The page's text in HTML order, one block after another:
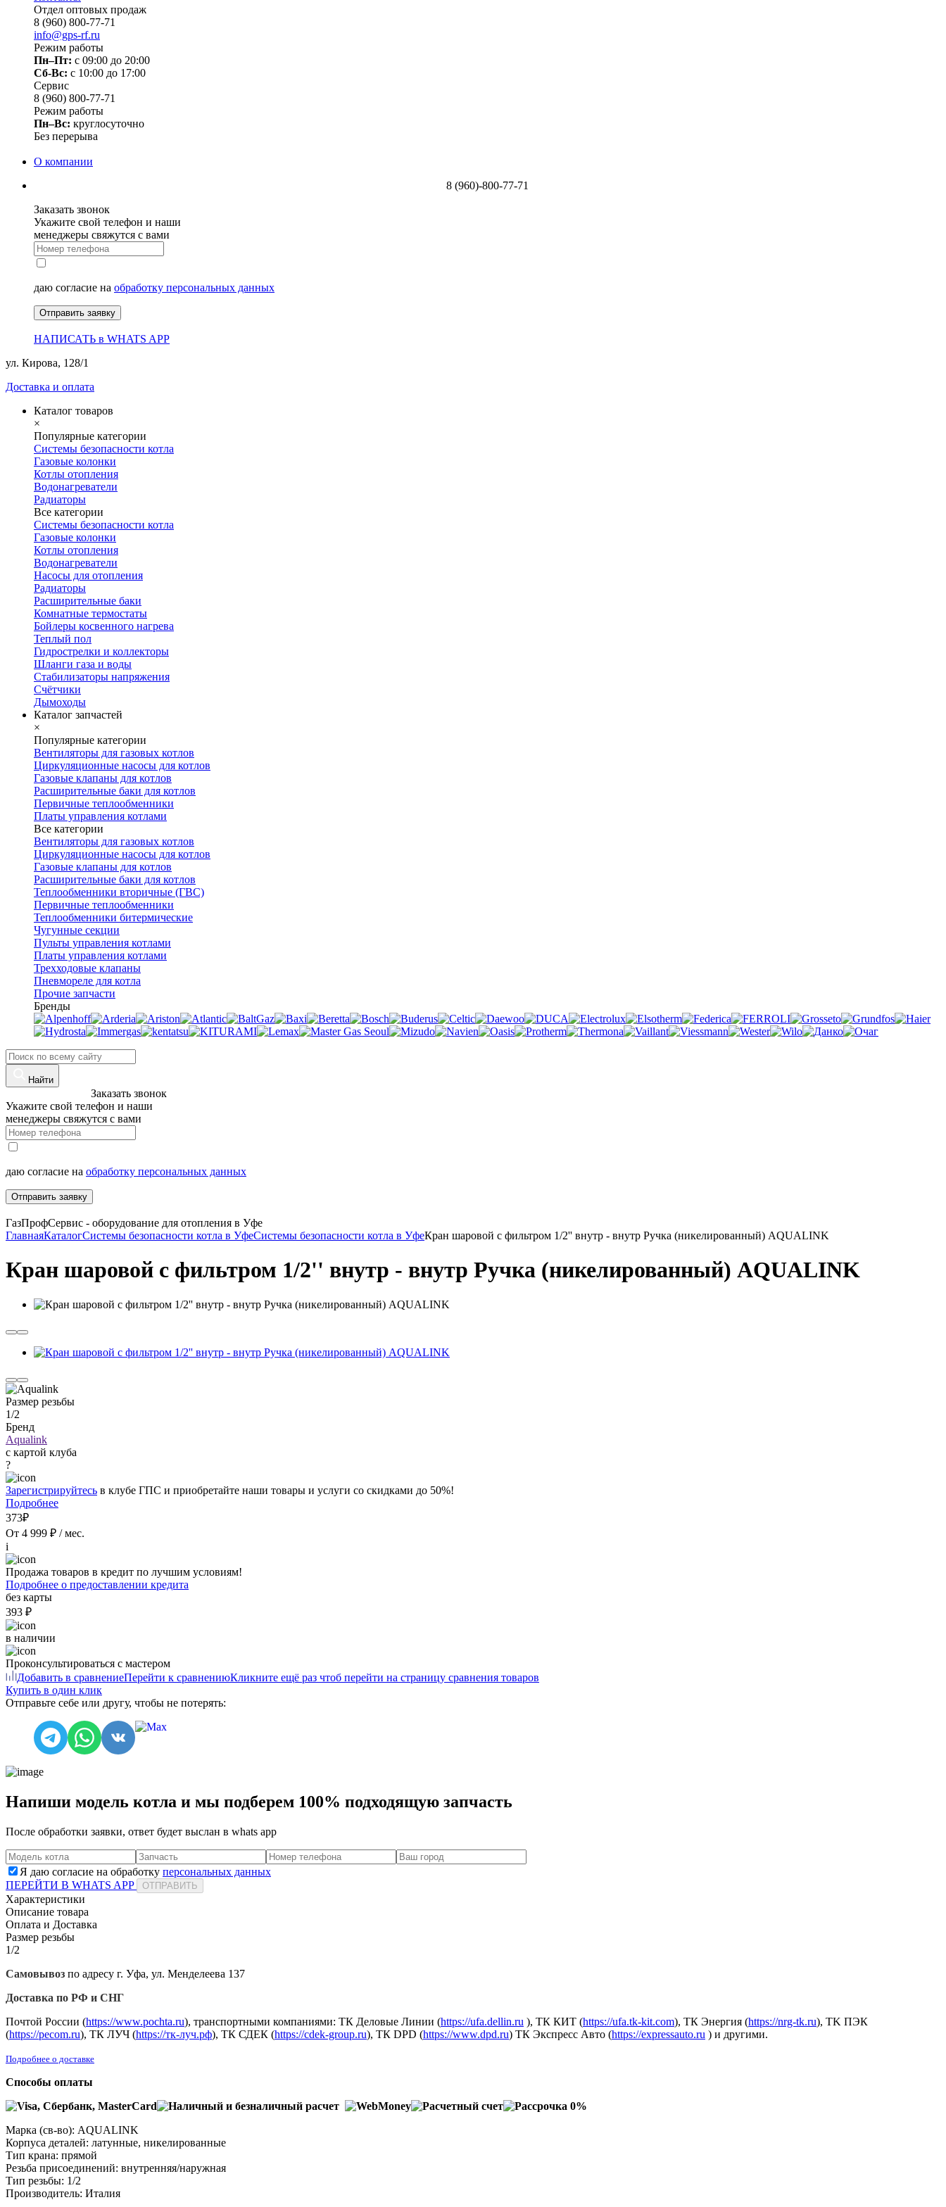
Отдел оптовых продаж
8 (960) 800-77-71
info@gps-rf.ru
Режим работы
Пн–Пт: с 09:00 до 20:00
Сб-Вс: c 10:00 до 17:00
Сервис
8 (960) 800-77-71
Режим работы
Пн–Вс: круглосуточно
Без перерыва
О компании
8 (960)-800-77-71
Заказать звонок
Укажите свой телефон и наши
менеджеры свяжутся с вами
даю согласие на обработку персональных данных
Отправить заявку
НАПИСАТЬ в WHATS APP
ул. Кирова, 128/1
Доставка и оплата
Каталог товаров
×
Популярные категории
Системы безопасности котла
Газовые колонки
Котлы отопления
Водонагреватели
Радиаторы
Все категории
Системы безопасности котла
Газовые колонки
Котлы отопления
Водонагреватели
Насосы для отопления
Радиаторы
Расширительные баки
Комнатные термостаты
Бойлеры косвенного нагрева
Теплый пол
Гидрострелки и коллекторы
Шланги газа и воды
Стабилизаторы напряжения
Счётчики
Дымоходы
Каталог запчастей
×
Популярные категории
Вентиляторы для газовых котлов
Циркуляционные насосы для котлов
Газовые клапаны для котлов
Расширительные баки для котлов
Первичные теплообменники
Платы управления котлами
Все категории
Вентиляторы для газовых котлов
Циркуляционные насосы для котлов
Газовые клапаны для котлов
Расширительные баки для котлов
Теплообменники вторичные (ГВС)
Первичные теплообменники
Теплообменники битермические
Чугунные секции
Пульты управления котлами
Платы управления котлами
Трехходовые клапаны
Пневмореле для котла
Прочие запчасти
Бренды
Найти
Заказать звонок
Укажите свой телефон и наши
менеджеры свяжутся с вами
даю согласие на обработку персональных данных
Отправить заявку
ГазПрофСервис - оборудование для отопления в Уфе
ГлавнаяКаталогСистемы безопасности котла в УфеСистемы безопасности котла в УфеКран шаровой с фильтром 1/2'' внутр - внутр Ручка (никелированный) AQUALINK
Кран шаровой с фильтром 1/2'' внутр - внутр Ручка (никелированный) AQUALINK
Размер резьбы
1/2
Бренд
Aqualink
с картой клуба
?
Зарегистрируйтесь в клубе ГПС и приобретайте наши товары и услуги со скидками до 50%!
Подробнее
373₽
От 4 999 ₽ / мес.
i
Продажа товаров в кредит по лучшим условиям!
Подробнее о предоставлении кредита
без карты
393 ₽
в наличии
Проконсультироваться с мастером
Добавить в сравнениеПерейти к сравнениюКликните ещё раз чтоб перейти на страницу сравнения товаров
Купить в один клик
Отправьте себе или другу, чтобы не потерять:
Напиши модель котла и мы подберем 100% подходящую запчасть
После обработки заявки, ответ будет выслан в whats app
Я даю согласие на обработку персональных данных
ПЕРЕЙТИ В WHATS APP
ОТПРАВИТЬ
Характеристики
Описание товара
Оплата и Доставка
Размер резьбы
1/2
Самовывоз по адресу г. Уфа, ул. Менделеева 137
Доставка по РФ и СНГ
Почтой России (https://www.pochta.ru), транспортными компаниями: ТК Деловые Линии (https://ufa.dellin.ru ), ТК КИТ (https://ufa.tk-kit.com), ТК Энергия (https://nrg-tk.ru), ТK ПЭК
(https://pecom.ru), ТК ЛУЧ (https://тк-луч.рф), ТК СДЕК (https://cdek-group.ru), ТК DPD (https://www.dpd.ru) ТК Экспресс Авто (https://expressauto.ru ) и другими.
Подробнее о доставке
Способы оплаты
Марка (св-во): AQUALINK
Корпуса деталей: латунные, никелированные
Тип крана: прямой
Резьба присоединений: внутренняя/наружная
Тип резьбы: 1/2
Производитель: Италия